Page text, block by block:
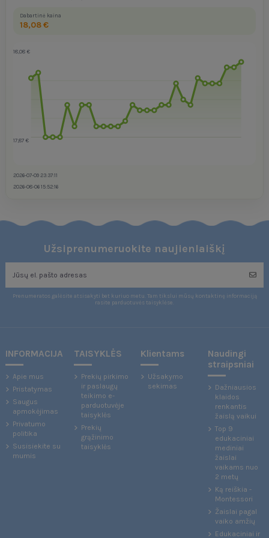
Dabartinė kaina
18,08 €
18,08 €
17,87 €
2026-07-09 23:37:11
2026-08-06 15:52:16
Užsiprenumeruokite naujienlaiškį
Prenumeratos galėsite atsisakyti bet kuriuo metu. Tam tikslui mūsų kontaktinę informaciją
rasite parduotuvės taisyklėse.
INFORMACIJA
Apie mus
Pristatymas
Saugus
apmokėjimas
Privatumo
politika
Susisiekite su
mumis
TAISYKLĖS
Prekių pirkimo
ir paslaugų
teikimo e-
parduotuvėje
taisyklės
Prekių
grąžinimo
taisyklės
Klientams
Užsakymo
sekimas
Naudingi
straipsniai
Dažniausios
klaidos
renkantis
žaislą vaikui
Top 9
edukaciniai
mediniai
žaislai
vaikams nuo
2 metų
Ką reiškia -
Montessori
Žaislai pagal
vaiko amžių
Edukaciniai ir